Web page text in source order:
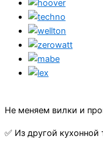
Не меняем вилки и
✅ Из другой